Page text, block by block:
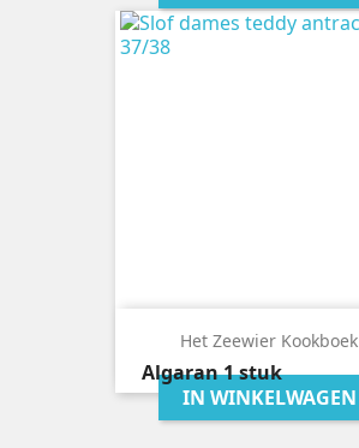
Het Zeewier Kookboek
Algaran1 stuk
IN WINKELWAGEN